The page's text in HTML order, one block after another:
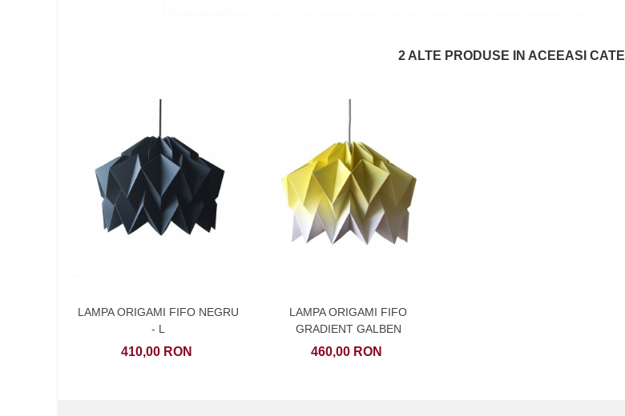
2 ALTE PRODUSE IN ACEEASI
LAMPA ORIGAMI FIFO NEGRU
- L
410,00 RON
LAMPA ORIGAMI FIFO
GRADIENT GALBEN
460,00 RON